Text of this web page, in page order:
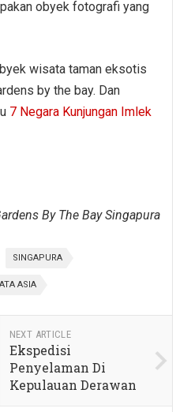
obyek fotografi yang
wisata taman eksotis
by the bay. Dan
7 Negara Kunjungan Imlek
By The Bay Singapura
SINGAPURA
ASIA
NEXT ARTICLE
Ekspedisi
Penyelaman Di
Kepulauan Derawan